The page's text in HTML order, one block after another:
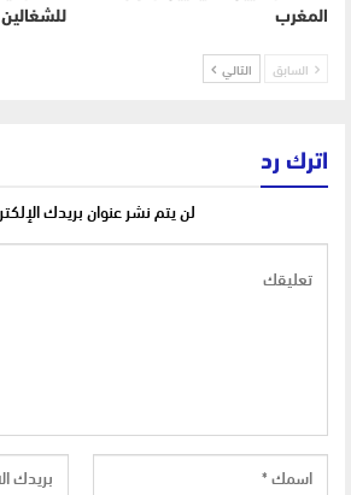
المغرب
السابق التالي
اترك رد
لن يتم نشر عنوان بريدك